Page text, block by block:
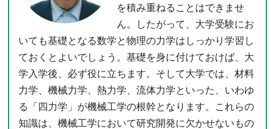
を積み重ねることはできませ
ん。したがって、大学受験にお
いても基礎となる数学と物理の力学はしっかり学習し
ておくとよいでしょう。基礎を身に付けておけば、大
学入学後、必ず役に立ちます。そして大学では、材料
力学、機械力学、熱力学、流体力学といった、いわゆ
る「四力学」が機械工学の根幹となります。これらの
知識は、機械工学において研究開発に欠かせないもの